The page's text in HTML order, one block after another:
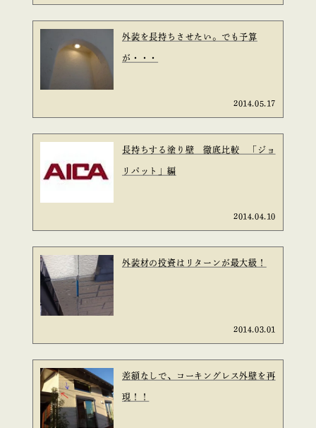
外装を長持ちさせたい。でも予算
が・・・
2014.05.17
長持ちする塗り壁 徹底比較 「ジョ
リパット」編
2014.04.10
外装材の投資はリターンが最大級！
2014.03.01
差額なしで、コーキングレス外壁を再
現！！